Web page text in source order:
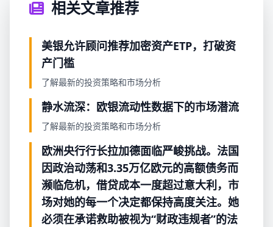
相关文章推荐
美银允许顾问推荐加密资产ETP，打破资
产门槛
了解最新的投资策略和市场分析
静水流深：欧银流动性数据下的市场潜流
了解最新的投资策略和市场分析
欧洲央行行长拉加德面临严峻挑战。法国
因政治动荡和3.35万亿欧元的高额债务而
濒临危机，借贷成本一度超过意大利，市
场对她的每一个决定都保持高度关注。她
必须在承诺救助被视为“财政违规者”的法